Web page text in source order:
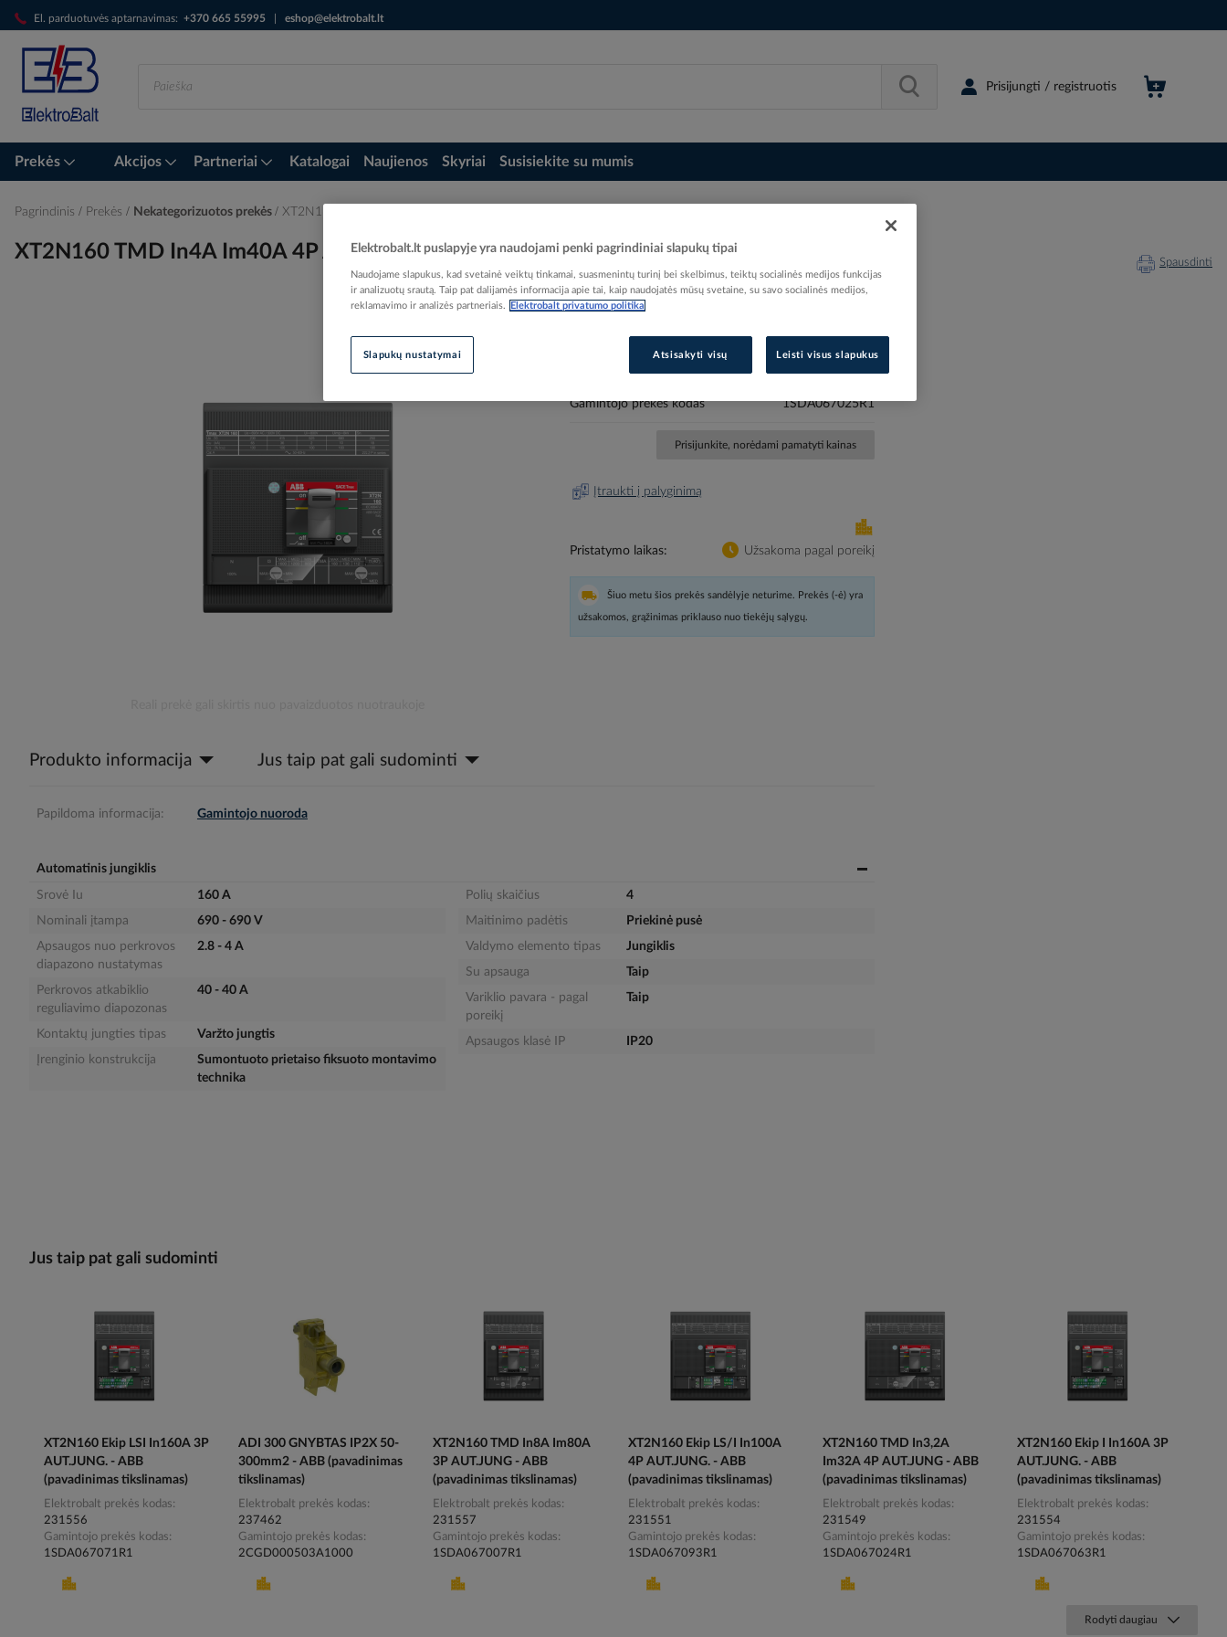
El. parduotuvės aptarnavimas: +370 665 55995 eshop@elektrobalt.lt
Skip
to
Content
Prisijungti / registruotis
Prekės Akcijos Partneriai Katalogai Naujienos Skyriai Susisiekite su mumis
Pagrindinis Prekės Nekategorizuotos prekės XT2N160 TMD In4A Im40A 4P AUT.JUNG - ABB (pavadinimas tikslinamas)
XT2N160 TMD In4A Im40A 4P AUT.JUNG - ABB (pavadinimas tikslinamas) Spausdinti
beginning
images
Elektrobalt prekės kodas
231555
Gamintojo prekės kodas
1SDA067025R1
Prisijunkite, norėdami pamatyti kainas
Įtraukti į palyginimą
Pristatymo laikas Užsakoma pagal poreikį
Šiuo metu šios prekės sandėlyje neturime. Prekės (-ė) yra
užsakomos, grąžinimas priklauso nuo tiekėjų sąlygų.
Produkto informacija Jus taip pat gali sudominti
Papildoma informacija: Gamintojo nuoroda
Automatinis jungiklis
Srovė Iu
160 A
Nominali įtampa
690 - 690 V
Apsaugos nuo perkrovos
diapazono nustatymas
2.8 - 4 A
Perkrovos atkabiklio
reguliavimo diapozonas
40 - 40 A
Kontaktų jungties tipas
Varžto jungtis
Įrenginio konstrukcija
Sumontuoto prietaiso fiksuoto montavimo
technika
Polių skaičius
4
Maitinimo padėtis
Priekinė pusė
Valdymo elemento tipas
Jungiklis
Su apsauga
Taip
Variklio pavara - pagal
poreikį
Taip
Apsaugos klasė IP IP20
Jus taip pat gali sudominti
XT2N160 Ekip LSI In160A 3P
AUT.JUNG. - ABB
(pavadinimas tikslinamas)
Elektrobalt prekės kodas
231556
Gamintojo prekės kodas
1SDA067071R1
ADI 300 GNYBTAS IP2X 50-
300mm2 - ABB (pavadinimas
tikslinamas)
Elektrobalt prekės kodas
237462
Gamintojo prekės kodas
2CGD000503A1000
XT2N160 TMD In8A Im80A
3P AUT.JUNG - ABB
(pavadinimas tikslinamas)
Elektrobalt prekės kodas
231557
Gamintojo prekės kodas
1SDA067007R1
XT2N160 Ekip LS/I In100A
4P AUT.JUNG. - ABB
(pavadinimas tikslinamas)
Elektrobalt prekės kodas
231551
Gamintojo prekės kodas
1SDA067093R1
XT2N160 TMD In3,2A
Im32A 4P AUT.JUNG - ABB
(pavadinimas tikslinamas)
Elektrobalt prekės kodas
231549
Gamintojo prekės kodas
1SDA067024R1
XT2N160 Ekip I In160A 3P
AUT.JUNG. - ABB
(pavadinimas tikslinamas)
Elektrobalt prekės kodas
231554
Gamintojo prekės kodas
1SDA067063R1
Rodyti daugiau
Elektrobalt.lt puslapyje yra naudojami penki pagrindiniai slapukų tipai
Naudojame slapukus, kad svetainė veiktų tinkamai, suasmenintų turinį bei skelbimus, teiktų socialinės medijos funkcijas
ir analizuotų srautą. Taip pat dalijamės informacija apie tai, kaip naudojatės mūsų svetaine, su savo socialinės medijos,
reklamavimo ir analizės partneriais.
Elektrobalt privatumo politika
Slapukų nustatymai Atsisakyti visų Leisti visus slapukus